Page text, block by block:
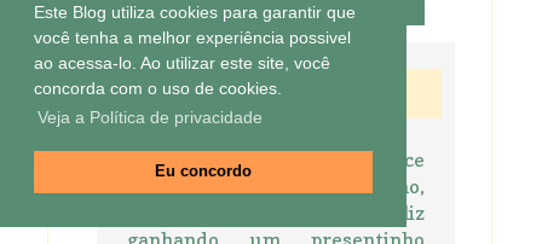
Este Blog utiliza cookies para garantir que
você tenha a melhor experiência possivel
ao acessa-lo. Ao utilizar este site, você
concorda com o uso de cookies.
Veja a Política de privacidade
Eu concordo
Responder
Gaby21 de novembro de 2011 às 16:36
Eu amo palha italiana, um doce
tão simples mas tão gostosinho,
quem não ia ficar feliz